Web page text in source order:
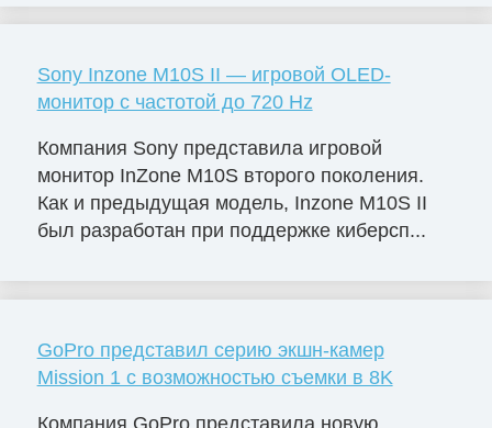
Sony Inzone M10S II — игровой OLED-
монитор с частотой до 720 Hz
Компания Sony представила игровой
монитор InZone M10S второго поколения.
Как и предыдущая модель, Inzone M10S II
был разработан при поддержке киберсп...
GoPro представил серию экшн-камер
Mission 1 с возможностью съемки в 8K
Компания GoPro представила новую